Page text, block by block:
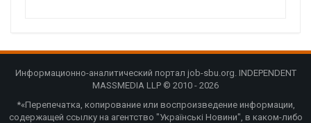
Информационно-аналитический портал job-sbu.org. INDEPENDENT
MASSMEDIA LLP © 2010 - 2026
*«Перепечатка, копирование или воспроизведение информации,
содержащей ссылку на агентство "Українські Новини", в каком-либо